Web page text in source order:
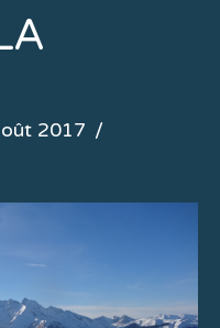
2017